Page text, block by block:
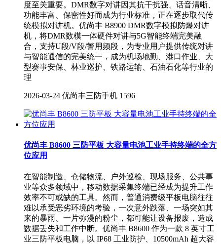
度至关重要。DMR数字对讲因其抗干扰强、话音清晰、
功能丰富、保密性好而成为行业标准，正在逐步取代传
统模拟对讲机。优尚丰 B8900 DMR数字模拟防爆对讲
机，将DMR数模一体硬件对讲与5G智能终端完美融
合，支持U段/V段/警用频段，为专业用户提供传统对讲
与智能通信的完美统一，成为机场地勤、港口作业、大
型赛事安保、林业巡护、铁路运输、石油石化等行业的
理
2026-03-24 优尚丰三防手机 1596
优尚丰 B8600 三防平板 大容量电池工业手持终端的全方
位应用
在智能制造、仓储物流、户外巡检、现场服务、公共事
业等众多领域中，移动数据采集终端已经成为提升工作
效率不可或缺的工具。然而，普通消费级平板电脑往往
难以承受恶劣环境的考验，一次意外跌落、一场突如其
来的暴雨、一片弥漫的粉尘，都可能让设备报废，造成
数据丢失和工作中断。优尚丰 B8600 作为一款 8 英寸工
业三防平板电脑，以 IP68 工业防护、10500mAh 超大容